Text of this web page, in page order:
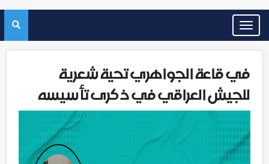
Toggle
navigation
‏في قاعة الجواهري ‏تحية شعرية
للجيش العراقي في ذكرى تأسيسه